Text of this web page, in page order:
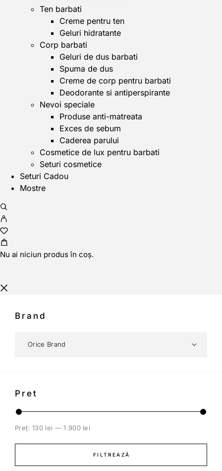
Ten barbati
Creme pentru ten
Geluri hidratante
Corp barbati
Geluri de dus barbati
Spuma de dus
Creme de corp pentru barbati
Deodorante si antiperspirante
Nevoi speciale
Produse anti-matreata
Exces de sebum
Caderea parului
Cosmetice de lux pentru barbati
Seturi cosmetice
Seturi Cadou
Mostre
Nu ai niciun produs în coș.
Brand
Pret
FILTREAZĂ
Preț: 130 lei —1.900 lei